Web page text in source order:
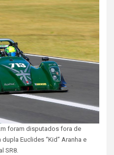
foram disputados fora de
Euclides “Kid” Aranha e
SR8.